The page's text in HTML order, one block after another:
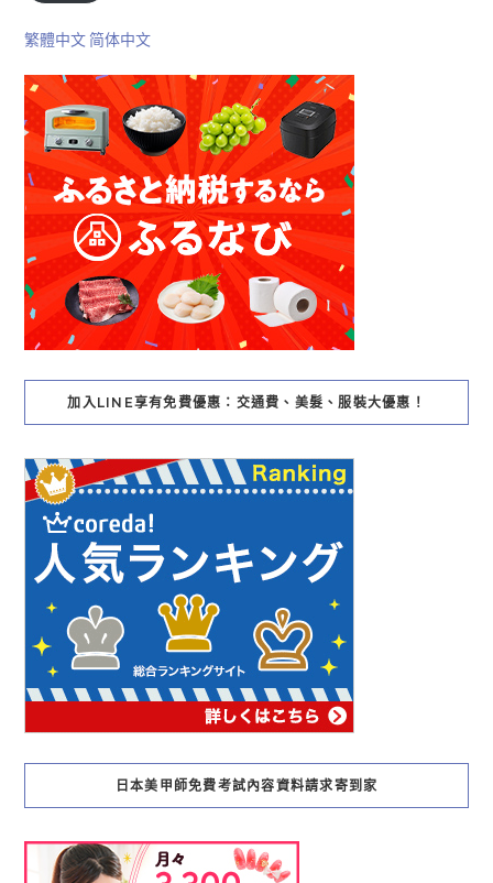
繁體中文 简体中文
加入LINE享有免費優惠：交通費、美髮、服裝大優惠！
日本美甲師免費考試內容資料請求寄到家